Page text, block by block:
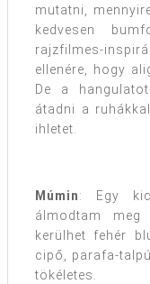
mutatni,
kedvesen
rajzfilmes-
ellenére, hogy
De a
átadni a
ihletet.
Múmin: Egy
álmodtam meg
kerülhet fehér
cipő, parafa-
tökéletes.